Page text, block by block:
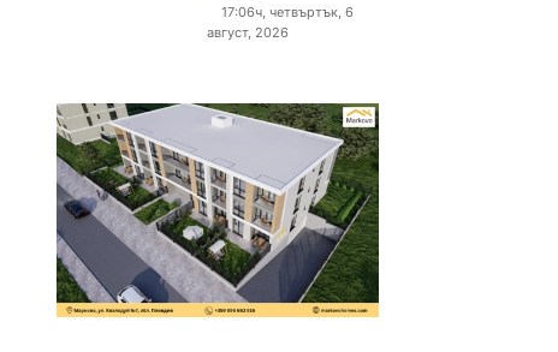
17:06ч, четвъртък, 6
август, 2026